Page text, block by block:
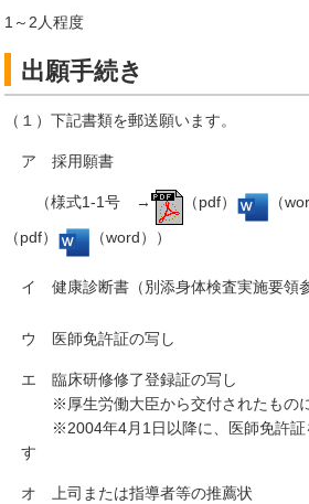
1～2人程度
出願手続き
（１）下記書類を郵送願います。
ア 採用願書
（様式1-1号 → （pdf）
（
（pdf）
（word））
イ 健康診断書（別添身体検査実施要
ウ 医師免許証の写し
エ 臨床研修修了登録証の写し
※厚生労働大臣から交付されたもの
※2004年4月1日以降に、医師免許証
す
オ 上司または指導者等の推薦状